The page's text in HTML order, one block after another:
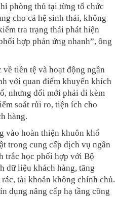
phòng thủ tại từng tổ chức
cho cả hệ sinh thái, không
tra trạng thái phát hiện
hợp phản ứng nhanh”, ông
tiền tệ và hoạt động ngân
với quan điểm khuyến khích
nhưng đổi mới phải đi kèm
soát rủi ro, tiện ích cho
hàng.
vào hoàn thiện khuôn khổ
trong cung cấp dịch vụ ngân
trắc học phối hợp với Bộ
dữ liệu khách hàng, tăng
tài khoản không chính chủ.
dụng nâng cấp hạ tầng công